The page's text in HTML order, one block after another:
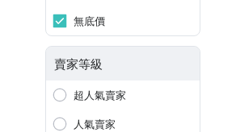
無底價
賣家等級
超人氣賣家
人氣賣家